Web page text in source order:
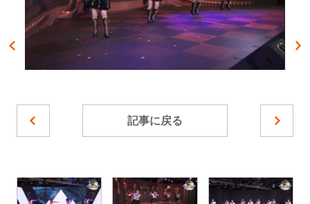
記事に戻る